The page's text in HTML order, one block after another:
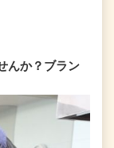
んか？ブラン